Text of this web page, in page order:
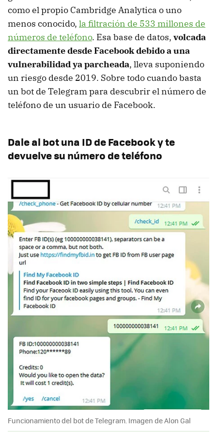
como el propio Cambridge Analytica o uno
menos conocido, la filtración de 533 millones de
números de teléfono. Esa base de datos, volcada
directamente desde Facebook debido a una
vulnerabilidad ya parcheada, lleva suponiendo
un riesgo desde 2019. Sobre todo cuando basta
un bot de Telegram para descubrir el número de
teléfono de un usuario de Facebook.
Dale al bot una ID de Facebook y te
devuelve su número de teléfono
Funcionamiento del bot de Telegram. Imagen de Alon Gal